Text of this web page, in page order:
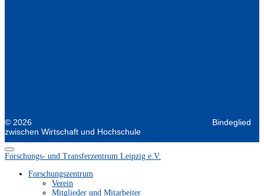
© 2026
Bindeglied
zwischen Wirtschaft und Hochschule
Forschungs- und Transferzentrum Leipzig e.V.
Forschungszentrum
Verein
Mitglieder und Mitarbeiter